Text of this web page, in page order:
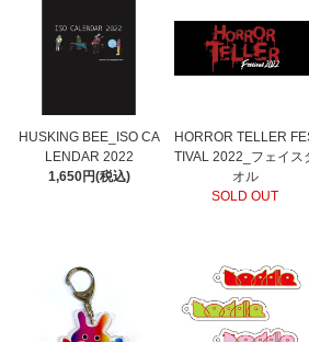
HUSKING BEE_ISO CA
LENDAR 2022
1,650円(税込)
HORROR TELLER
TIVAL 2022_フェイス
オル
SOLD OUT